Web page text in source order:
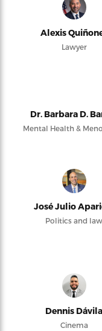
Alexis
Lawyer
Dr. Barbara D.
Mental Health &
José Julio
Politics and law
Dennis Dávila
Cinema